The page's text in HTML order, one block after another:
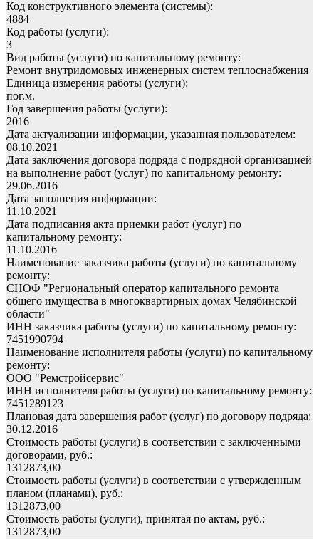
Код конструктивного элемента (системы):
4884
Код работы (услуги):
3
Вид работы (услуги) по капитальному ремонту:
Ремонт внутридомовых инженерных систем теплоснабжения
Единица измерения работы (услуги):
пог.м.
Год завершения работы (услуги):
2016
Дата актуализации информации, указанная пользователем:
08.10.2021
Дата заключения договора подряда с подрядной организацией
на выполнение работ (услуг) по капитальному ремонту:
29.06.2016
Дата заполнения информации:
11.10.2021
Дата подписания акта приемки работ (услуг) по
капитальному ремонту:
11.10.2016
Наименование заказчика работы (услуги) по капитальному
ремонту:
СНОФ "Региональный оператор капитального ремонта
общего имущества в многоквартирных домах Челябинской
области"
ИНН заказчика работы (услуги) по капитальному ремонту:
7451990794
Наименование исполнителя работы (услуги) по капитальному
ремонту:
ООО "Ремстройсервис"
ИНН исполнителя работы (услуги) по капитальному ремонту:
7451289123
Плановая дата завершения работ (услуг) по договору подряда:
30.12.2016
Стоимость работы (услуги) в соответствии с заключенными
договорами, руб.:
1312873,00
Стоимость работы (услуги) в соответствии с утвержденным
планом (планами), руб.:
1312873,00
Стоимость работы (услуги), принятая по актам, руб.:
1312873,00